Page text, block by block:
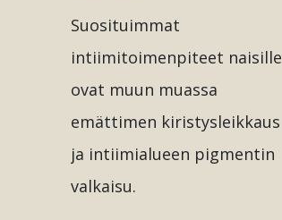
Suosituimmat
intiimitoimenpiteet naisille
ovat muun muassa
emättimen kiristysleikkaus
ja intiimialueen pigmentin
valkaisu.